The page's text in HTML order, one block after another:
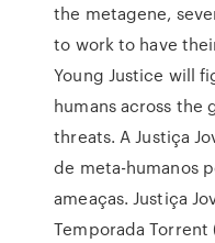
the metagene,
to work to have
Young Justice will
humans across the
threats. A Justiça
de meta-humanos
ameaças. Justiça
Temporada Torrent